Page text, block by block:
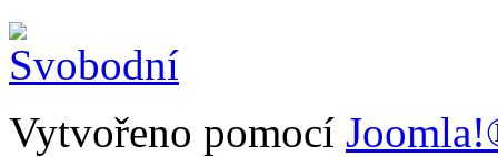
Vytvořeno pomocí